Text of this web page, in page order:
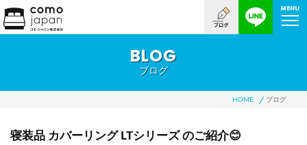
MENU
BLOG
ブログ
HOME ブログ
寝装品 カバーリング LTシリーズ のご紹介😊